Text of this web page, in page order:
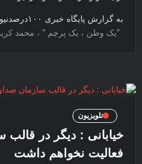
به گزارش پایگاه خبری ۱۰۰درصدنیوز، این …
"یک وطن ، یک پرچم " ، محمد
تلویزیون
خیابانی : دیگر در
فعالیت نخواهم داشت